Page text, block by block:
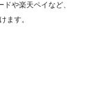
や楽天ペイなど、
ます。